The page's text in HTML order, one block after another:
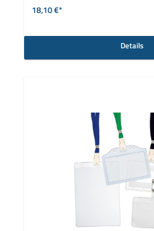
18,10 €*
Details